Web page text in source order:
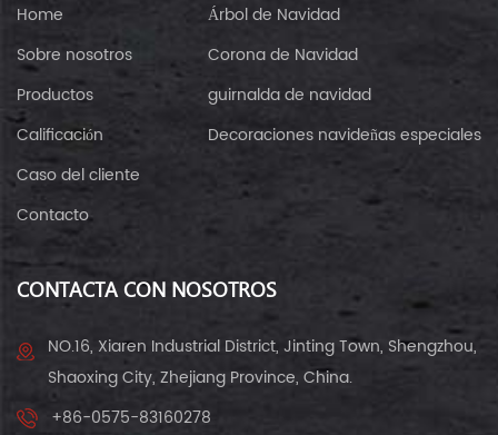
Home
Sobre nosotros
Productos
Calificación
Caso del cliente
Contacto
Árbol de Navidad
Corona de Navidad
guirnalda de navidad
Decoraciones navideñas especiales
CONTACTA CON NOSOTROS
NO.16, Xiaren Industrial District, Jinting Town, Shengzhou,
Shaoxing City, Zhejiang Province, China.
+86-0575-83160278